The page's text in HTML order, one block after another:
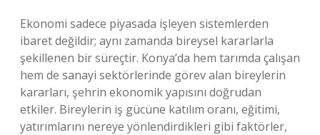
Ekonomi sadece piyasada işleyen sistemlerden
ibaret değildir; aynı zamanda bireysel kararlarla
şekillenen bir süreçtir. Konya’da hem tarımda çalışan
hem de sanayi sektörlerinde görev alan bireylerin
kararları, şehrin ekonomik yapısını doğrudan
etkiler. Bireylerin iş gücüne katılım oranı, eğitimi,
yatırımlarını nereye yönlendirdikleri gibi faktörler,